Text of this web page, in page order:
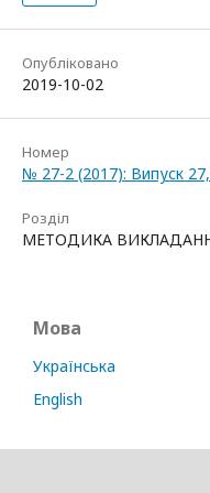
Опубліковано
2019-10-02
Номер
№ 27-2 (2017): Випуск
Розділ
МЕТОДИКА
Мова
Українська
English